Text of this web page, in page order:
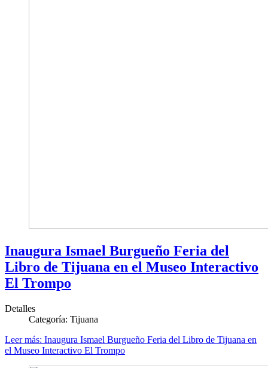
Inaugura Ismael Burgueño Feria del
Libro de Tijuana en el Museo Interactivo
El Trompo
Detalles
Categoría: Tijuana
Leer más: Inaugura Ismael Burgueño Feria del Libro de Tijuana en
el Museo Interactivo El Trompo